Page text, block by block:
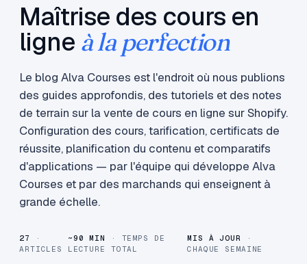
Maîtrise des cours en
ligne à la perfection
Le blog Alva Courses est l'endroit où nous publions
des guides approfondis, des tutoriels et des notes
de terrain sur la vente de cours en ligne sur Shopify.
Configuration des cours, tarification, certificats de
réussite, planification du contenu et comparatifs
d'applications — par l'équipe qui développe Alva
Courses et par des marchands qui enseignent à
grande échelle.
27
·
ARTICLES
~90 MIN
· TEMPS DE
LECTURE TOTAL
MIS À JOUR
·
CHAQUE SEMAINE